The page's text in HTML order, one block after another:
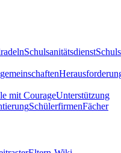
Schulsanitätsdienst
mit CourageUnterstützung
SchülerfirmenFächer